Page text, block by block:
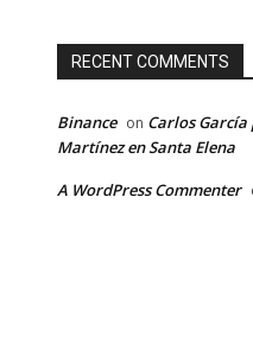
RECENT COMMENTS
Binance on Carlos
Martínez en Santa Elena
A WordPress Commenter